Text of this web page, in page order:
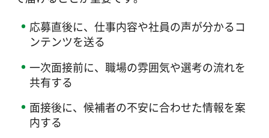
応募直後に、仕事内容や社員の声が分かるコ
ンテンツを送る
一次面接前に、職場の雰囲気や選考の流れを
共有する
面接後に、候補者の不安に合わせた情報を案
内する